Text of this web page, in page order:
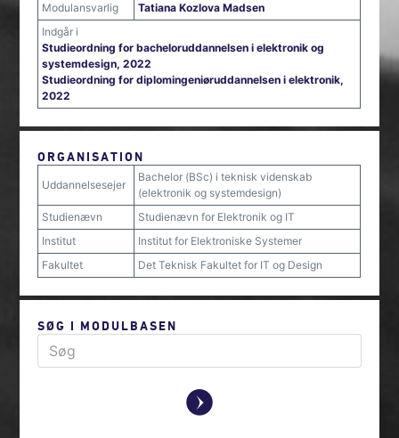
Modulansvarlig
Tatiana Kozlova Madsen
Indgår i
Studieordning for bacheloruddannelsen i elektronik og
systemdesign, 2022
Studieordning for diplomingeniøruddannelsen i elektronik,
2022
ORGANISATION
Uddannelsesejer
Bachelor (BSc) i teknisk videnskab
(elektronik og systemdesign)
Studienævn
Studienævn for Elektronik og IT
Institut
Institut for Elektroniske Systemer
Fakultet
Det Teknisk Fakultet for IT og Design
SØG I MODULBASEN
y